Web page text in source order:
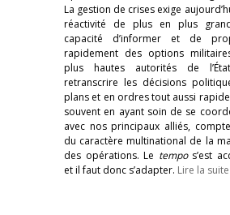
La gestion de crises exige
réactivité de plus en plus
capacité d’informer et de
rapidement des options
plus hautes autorités de
retranscrire les décisions
plans et en ordres tout aussi
souvent en ayant soin de se
avec nos principaux alliés,
du caractère multinational de la
des opérations. Le tempos’est
et il faut donc s’adapter. Lire la suite